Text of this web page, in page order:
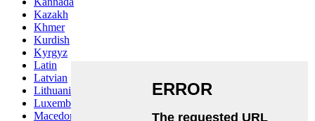
Kazakh
Khmer
Kurdish
Kyrgyz
Latin
Latvian
Lithuanian
Luxembou..
Macedonian